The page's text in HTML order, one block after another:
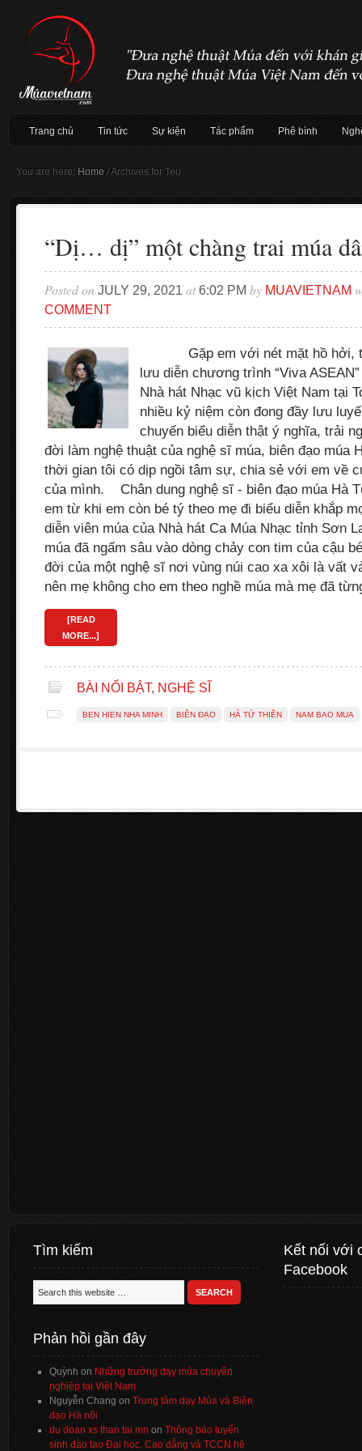
Trang chủ Tin tức Sự kiện Tác phẩm Phê bình
You are here: Home /Archives for Teu
“Dị… dị” một chàng trai múa
Posted on JULY 29, 2021 at6:02 PM by MUAVIETNAM
COMMENT
Gặp em với nét mặt hồ hởi,
lưu diễn chương trình “Viva
Nhà hát Nhạc vũ kịch Việt Nam tại
nhiều kỷ niệm còn đong đầy lưu
chuyến biểu diễn thật ý nghĩa, trải
đời làm nghệ thuật của nghệ sĩ múa, biên đạo múa
thời gian tôi có dịp ngồi tâm sự, chia sẻ với em về
của mình. Chân dung nghệ sĩ - biên đạo múa
em từ khi em còn bé tý theo mẹ đi biểu diễn khắp
diễn viên múa của Nhà hát Ca Múa Nhạc tỉnh Sơn
múa đã ngấm sâu vào dòng chảy con tim của cậu
đời của một nghệ sĩ nơi vùng núi cao xa xôi là vất
nên mẹ không cho em theo nghề múa mà mẹ đã
[READ
MORE...]
BÀI NỔI BẬT, NGHỆ SĨ
BEN HIEN NHA MINH BIÊN ĐẠO HÀ TỨ THIÊN NAM BAO MUA
Tìm kiếm
Phản hồi gần đây
Quỳnh on Những trường dạy múa chuyên
nghiệp tại Việt Nam
Nguyễn Chang on Trung tâm dạy Múa và Biên
đạo Hà nội
du doan xs than tai mn on Thông báo tuyển
sinh đào tạo Đại học, Cao đẳng và TCCN hệ
Kết nối với
Facebook